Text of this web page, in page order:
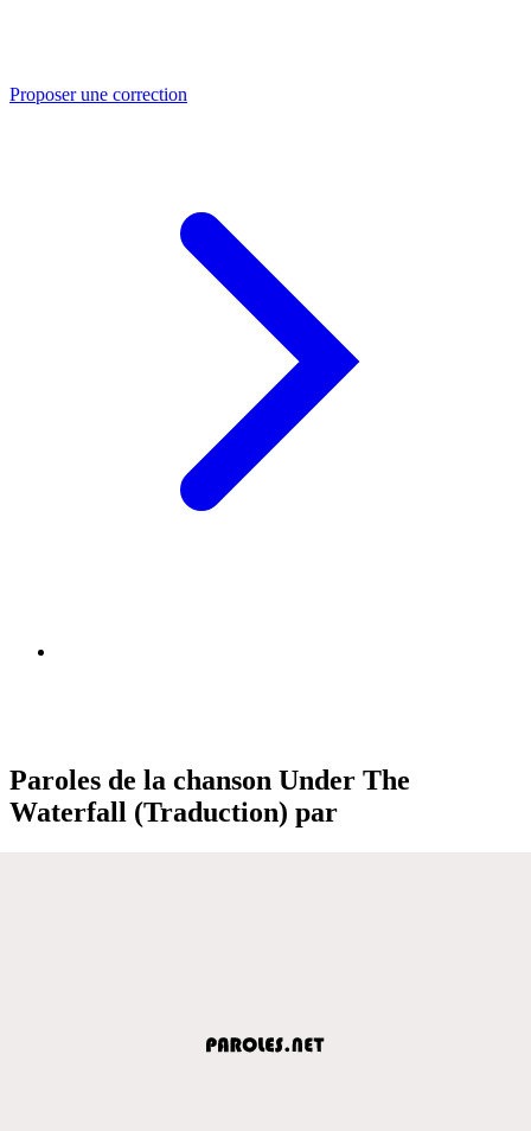
Proposer une correction
Paroles de la chanson Under The
Waterfall (Traduction) par